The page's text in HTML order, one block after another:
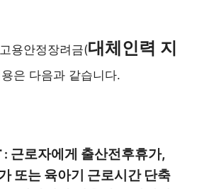
용안정장려금(대체인력 지
은 다음과 같습니다.
: 근로자에게 출산전후휴가,
또는 육아기 근로시간 단축